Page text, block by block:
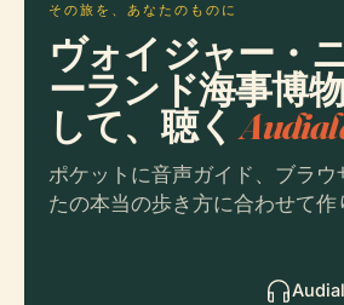
その旅を、あなたのものに
ヴォイジャー・
ーランド海事博
して、聴く
ポケットに音声ガイド、ブラウ
たの本当の歩き方に合わせて作